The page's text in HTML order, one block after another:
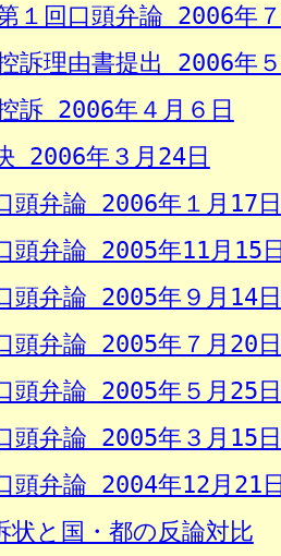
１回口頭弁論 2006年
訴理由書提出 2006年
訴 2006年４月６日
2006年３月24日
頭弁論 2006年１月17日
頭弁論 2005年11月15
頭弁論 2005年９月14日
頭弁論 2005年７月20日
頭弁論 2005年５月25日
頭弁論 2005年３月15日
頭弁論 2004年12月21
状と国・都の反論対比